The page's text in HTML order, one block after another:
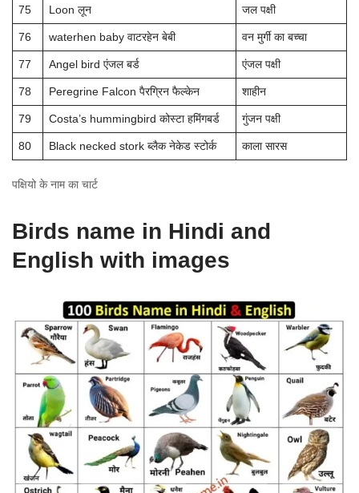
75 Loon लून जल पक्षी
76 waterhen baby वाटरहेन बेबी वन मुर्गी का बच्चा
77 Angel bird एंजल बर्ड एंजल पक्षी
78 Peregrine Falcon पैरग्रिन फैल्केन शाहीन
79 Costa’s hummingbird कोस्टा हमिंगबर्ड गुंजन पक्षी
80 Black necked stork ब्लैक नेकेड स्टोर्क काला सारस
पक्षियो के नाम का चार्ट
Birds name in Hindi and
English with images